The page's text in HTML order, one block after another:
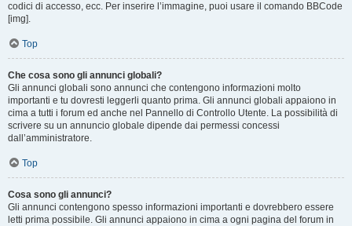
codici di accesso, ecc. Per inserire l’immagine, puoi usare il comando BBCode
[img].
Top
Che cosa sono gli annunci globali?
Gli annunci globali sono annunci che contengono informazioni molto
importanti e tu dovresti leggerli quanto prima. Gli annunci globali appaiono in
cima a tutti i forum ed anche nel Pannello di Controllo Utente. La possibilità di
scrivere su un annuncio globale dipende dai permessi concessi
dall’amministratore.
Top
Cosa sono gli annunci?
Gli annunci contengono spesso informazioni importanti e dovrebbero essere
letti prima possibile. Gli annunci appaiono in cima a ogni pagina del forum in